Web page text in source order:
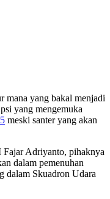
mana yang bakal menjadi
yang mengemuka
meski santer yang akan
Adriyanto, pihaknya
dalam pemenuhan
dalam Skuadron Udara